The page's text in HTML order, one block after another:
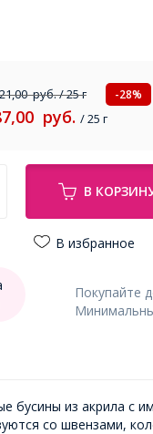
руб./ 25 г -28%
руб. / 25 г
В
В избранное
Покупайте
из акрила с
со швензами,